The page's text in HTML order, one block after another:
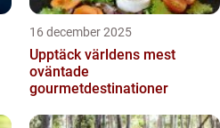
16 december 2025
Upptäck världens mest
oväntade
gourmetdestinationer